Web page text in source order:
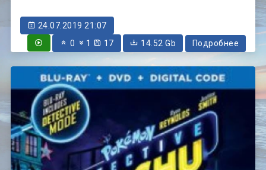
24.07.2019 21:07
0
1 17 14.52 Gb Подробнее